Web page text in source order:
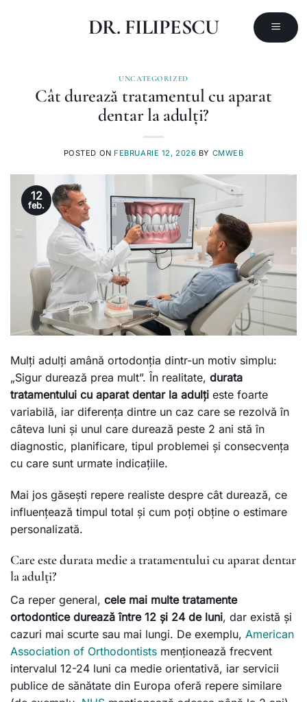
DR. FILIPESCU
UNCATEGORIZED
Cât durează tratamentul cu aparat
dentar la adulți?
POSTED ON FEBRUARIE 12, 2026 BY CMWEB
12
feb.
Mulți adulți amână ortodonția dintr-un motiv simplu:
„Sigur durează prea mult”. În realitate, durata
tratamentului cu aparat dentar la adulți este foarte
variabilă, iar diferența dintre un caz care se rezolvă în
câteva luni și unul care durează peste 2 ani stă în
diagnostic, planificare, tipul problemei și consecvența
cu care sunt urmate indicațiile.
Mai jos găsești repere realiste despre cât durează, ce
influențează timpul total și cum poți obține o estimare
personalizată.
Care este durata medie a tratamentului cu aparat dentar
la adulți?
Ca reper general, cele mai multe tratamente
ortodontice durează între 12 și 24 de luni, dar există și
cazuri mai scurte sau mai lungi. De exemplu, American
Association of Orthodontists menționează frecvent
intervalul 12-24 luni ca medie orientativă, iar servicii
publice de sănătate din Europa oferă repere similare